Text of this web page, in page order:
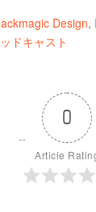
Design,
ドキャスト
0
Article